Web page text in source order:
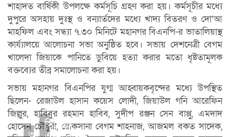
শাহাদত বার্ষিকী উপলক্ষে কর্মসূচি গ্রহণ করা হয়। কর্মসূচীর মধ্যে
দুপুরে অসহায় দুঃস্থ ও বন্যার্তদের মধ্যে খাদ্য বিতরণ ও দো’আ
মাহফিল এবং সন্ধ্যা ৭.৩০ মিনিটে মহানগর বিএনপি-র ভাতালিয়াস্থ
কার্য্যালয়ে আলোচনা সভা অনুষ্ঠিত হবে। সভায় দেশনেত্রী বেগম
খালেদা জিয়াকে পানিতে ডুবিয়ে হত্যা করার মতো ধৃষ্টতামূলক
বক্তব্যের তীব্র সমালোচনা করা হয়।
সভায় মহানগর বিএনপির যুগ্ম আহ্বায়কবৃন্দের মধ্যে উপস্থিত
ছিলেন- রেজাউল হাসান কয়েস লোদী, জিয়াউল গনি আরেফিন
জিল্লুর, হাবিবুর রহমান হাবিব, সুদীপ রঞ্জন সেন বাপ্পু, এমদাদ
হোসেন চৌধুরী, রোকসানা বেগম শাহনাজ, আজমল বকত সাদেক,
সিলেটে